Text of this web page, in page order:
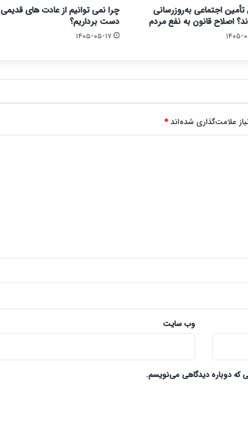
تأمین اجتماعی به‌روزرسانی
اصلاح قانون به نفع مردم
۰۵-۱۷
چرا نمی توانیم از عادت های قدیمی
دست برداریم؟
۱۴۰۵-۰۵-۱۷
علامت‌گذاری شده‌اند*
وب‌ سایت
که دوباره دیدگاهی می‌نویسم.